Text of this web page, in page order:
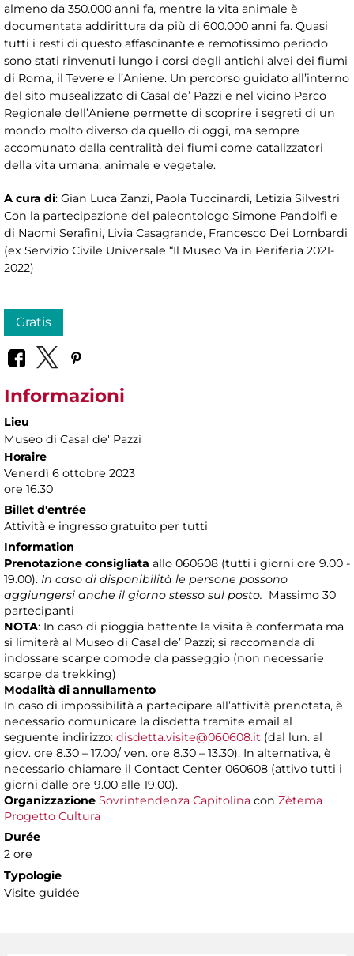
almeno da 350.000 anni fa, mentre la vita animale è
documentata addirittura da più di 600.000 anni fa. Quasi
tutti i resti di questo affascinante e remotissimo periodo
sono stati rinvenuti lungo i corsi degli antichi alvei dei fiumi
di Roma, il Tevere e l’Aniene. Un percorso guidato all’interno
del sito musealizzato di Casal de’ Pazzi e nel vicino Parco
Regionale dell’Aniene permette di scoprire i segreti di un
mondo molto diverso da quello di oggi, ma sempre
accomunato dalla centralità dei fiumi come catalizzatori
della vita umana, animale e vegetale.
A cura di: Gian Luca Zanzi, Paola Tuccinardi, Letizia Silvestri
Con la partecipazione del paleontologo Simone Pandolfi e
di Naomi Serafini, Livia Casagrande, Francesco Dei Lombardi
(ex Servizio Civile Universale “Il Museo Va in Periferia 2021-
2022)
Gratis
Informazioni
Lieu
Museo di Casal de' Pazzi
Horaire
Venerdì 6 ottobre 2023
ore 16.30
Billet d'entrée
Attività e ingresso gratuito per tutti
Information
Prenotazione consigliata allo 060608 (tutti i giorni ore 9.00 -
19.00). In caso di disponibilità le persone possono
aggiungersi anche il giorno stesso sul posto. Massimo 30
partecipanti
NOTA: In caso di pioggia battente la visita è confermata ma
si limiterà al Museo di Casal de’ Pazzi; si raccomanda di
indossare scarpe comode da passeggio (non necessarie
scarpe da trekking)
Modalità di annullamento
In caso di impossibilità a partecipare all’attività prenotata, è
necessario comunicare la disdetta tramite email al
seguente indirizzo: disdetta.visite@060608.it (dal lun. al
giov. ore 8.30 – 17.00/ ven. ore 8.30 – 13.30). In alternativa, è
necessario chiamare il Contact Center 060608 (attivo tutti i
giorni dalle ore 9.00 alle 19.00).
Organizzazione Sovrintendenza Capitolina con Zètema
Progetto Cultura
Durée
2 ore
Typologie
Visite guidée